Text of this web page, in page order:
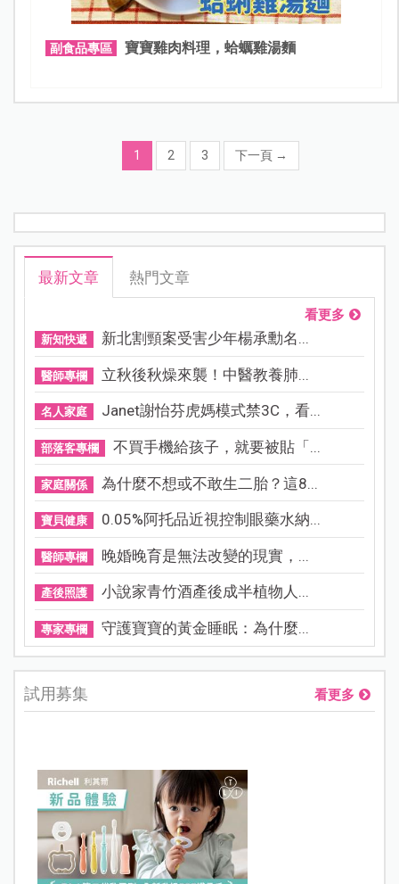
副食品專區 寶寶雞肉料理，蛤蠣雞湯麵
1 2 3 下一頁 →
最新文章 熱門文章
看更多
新知快遞 新北割頸案受害少年楊承勳名...
醫師專欄 立秋後秋燥來襲！中醫教養肺...
名人家庭 Janet謝怡芬虎媽模式禁3C，看...
部落客專欄 不買手機給孩子，就要被貼「...
家庭關係 為什麼不想或不敢生二胎？這8...
寶貝健康 0.05%阿托品近視控制眼藥水納...
醫師專欄 晚婚晚育是無法改變的現實，...
產後照護 小說家青竹酒產後成半植物人...
專家專欄 守護寶寶的黃金睡眠：為什麼...
試用募集 看更多